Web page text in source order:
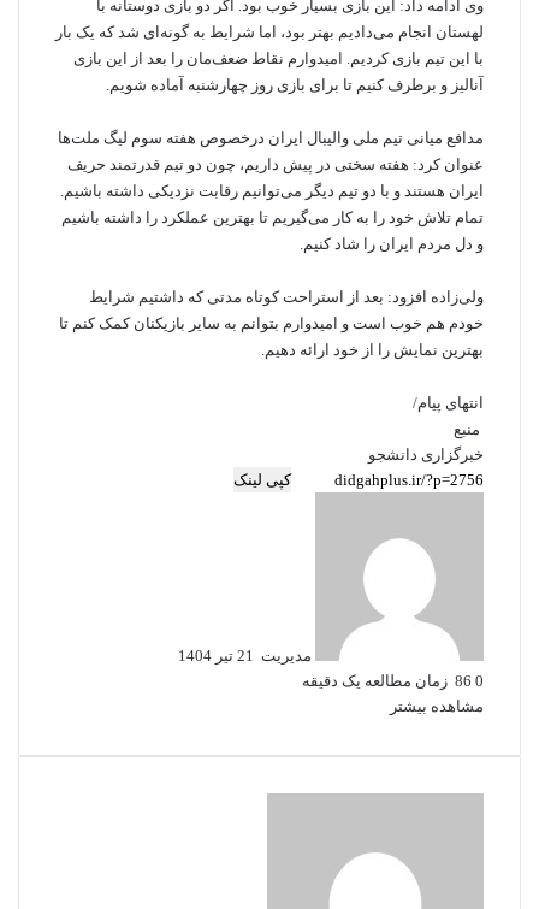
وی ادامه داد: این بازی بسیار خوب بود. اگر دو بازی دوستانه با
لهستان انجام می‌دادیم بهتر بود، اما شرایط به گونه‌ای شد که یک بار
با این تیم بازی کردیم. امیدوارم نقاط ضعف‌مان را بعد از این بازی
آنالیز و برطرف کنیم تا برای بازی روز چهارشنبه آماده شویم.
مدافع میانی تیم ملی والیبال ایران درخصوص هفته سوم لیگ ملت‌ها
عنوان کرد: هفته سختی در پیش داریم، چون دو تیم قدرتمند حریف
ایران هستند و با دو تیم دیگر می‌توانیم رقابت نزدیکی داشته باشیم.
تمام تلاش خود را به کار می‌گیریم تا بهترین عملکرد را داشته باشیم
و دل مردم ایران را شاد کنیم.
ولی‌زاده افزود: بعد از استراحت کوتاه مدتی که داشتیم شرایط
خودم هم خوب است و امیدوارم بتوانم به سایر بازیکنان کمک کنم تا
بهترین نمایش را از خود ارائه دهیم.
انتهای پیام/
منبع
خبرگزاری دانشجو
کپی لینک
مدیریت 21 تیر 1404
0
زمان مطالعه یک دقیقه
مشاهده بیشتر